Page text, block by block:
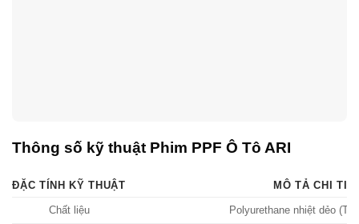
Thông số kỹ thuật Phim PPF Ô Tô ARI
ĐẶC TÍNH KỸ THUẬT MÔ TẢ CHI
Chất liệu Polyurethane nhiệt dẻo